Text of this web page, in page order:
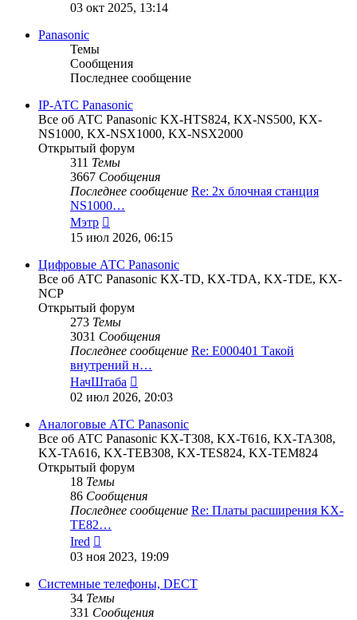
к
последнему
03 окт 2025, 13:14
Panasonic
Темы
Сообщения
Последнее сообщение
IP-АТС Panasonic
Все об АТС Panasonic KX-HTS824, KX-NS500, KX-
NS1000, KX-NSX1000, KX-NSX2000
Открытый форум
311 Темы
3667 Сообщения
Последнее сообщение Re: 2х блочная станция
NS1000…
Мэтр
к
последнему
сообщению
15 июл 2026, 06:15
Цифровые АТС Panasonic
Все об АТС Panasonic KX-TD, KX-TDA, KX-TDE, KX-
NCP
Открытый форум
273 Темы
3031 Сообщения
Последнее сообщение Re: E000401 Такой
внутрений н…
НачШтаба
последнему
сообщению
02 июл 2026, 20:03
Аналоговые АТС Panasonic
Все об АТС Panasonic KX-T308, KX-T616, KX-TA308,
KX-TA616, KX-TEB308, KX-TES824, KX-TEM824
Открытый форум
18 Темы
86 Сообщения
Последнее сообщение Re: Платы расширения KX-
TE82…
Ired
к
последнему
сообщению
03 ноя 2023, 19:09
Системные телефоны, DECT
34 Темы
331 Сообщения